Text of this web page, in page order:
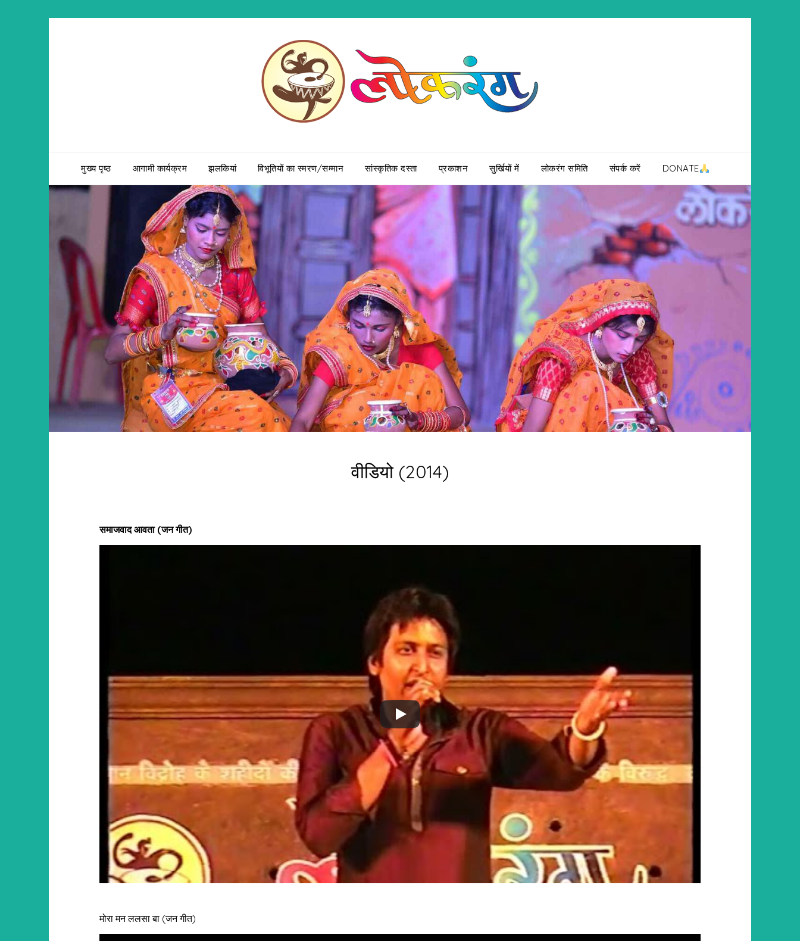
मुख्य पृष्ठ आगामी कार्यक्रम झलकियां विभूतियों का स्मरण/सम्मान सांस्कृतिक दस्ता प्रकाशन सुर्खियों में लोकरंग समिति संपर्क करें DONATE
वीडियो (2014)
समाजवाद आवता (जन गीत)
मोरा मन ललसा बा (जन गीत)